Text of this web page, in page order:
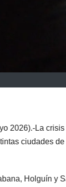
2026).-La
ciudades
Holguín y